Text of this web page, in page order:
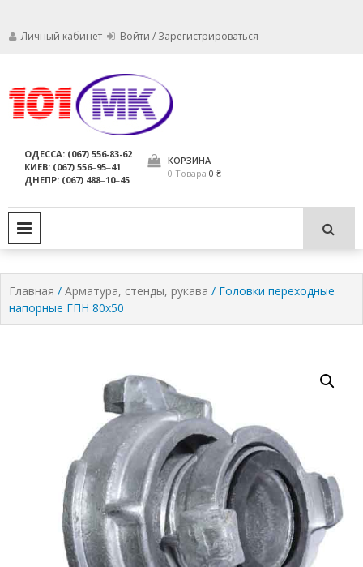
Личный кабинет Войти / Зарегистрироваться
компания МАРКО
пригодны для использования по
назначению.
ОДЕССА: (067) 556-83-62
КИЕВ: (067) 556‒95‒41
ДНЕПР: (067) 488‒10‒45
КОРЗИНА
0 Товара 0 ₴
Главная / Арматура, стенды, рукава / Головки переходные
напорные ГПН 80х50